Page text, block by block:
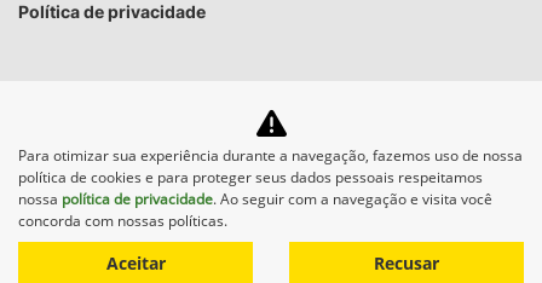
Política de privacidade
No trânsito, enxergar o
outro salva vidas.
Desenvolvido pela DEALERSPACE ® Direitos Reservados.
Para otimizar sua experiência durante a navegação, fazemos uso de nossa
política de cookies e para proteger seus dados pessoais respeitamos
nossa política de privacidade. Ao seguir com a navegação e visita você
concorda com nossas políticas.
Aceitar Recusar